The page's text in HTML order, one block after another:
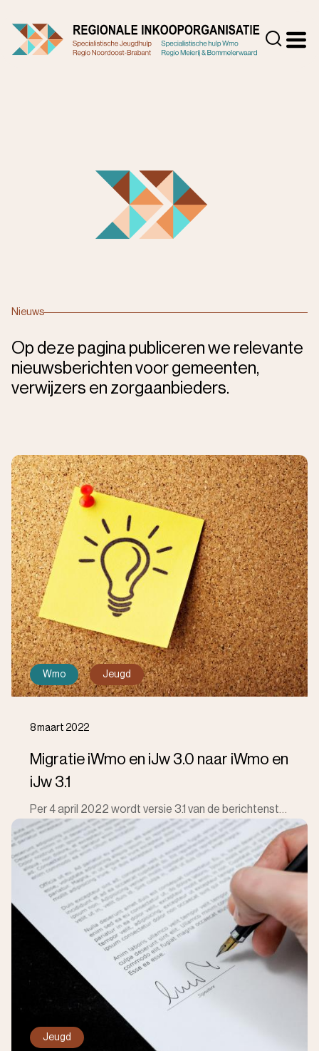
naar
inhoud
Nieuws
Op deze pagina publiceren we relevante
nieuwsberichten voor gemeenten,
verwijzers en zorgaanbieders.
8 maart 2022
Migratie iWmo en iJw 3.0 naar iWmo en
iJw 3.1
Wmo Jeugd
Jeugd